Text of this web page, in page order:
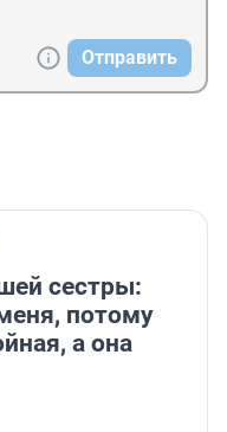
Отправить
сестры:
потому
а она